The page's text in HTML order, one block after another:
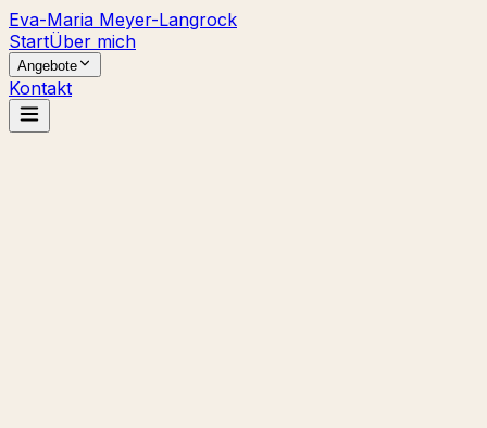
Eva-Maria Meyer-Langrock
StartÜber mich
Angebote
Kontakt